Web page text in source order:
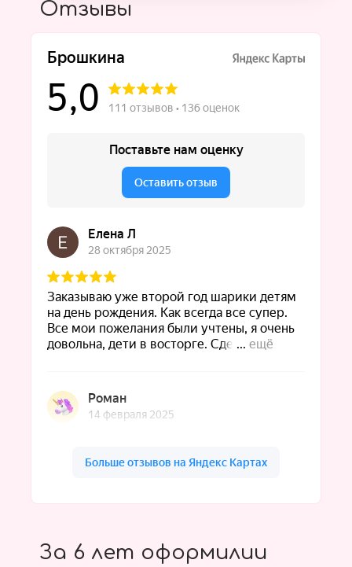
Отзывы
За 6 лет оформилии